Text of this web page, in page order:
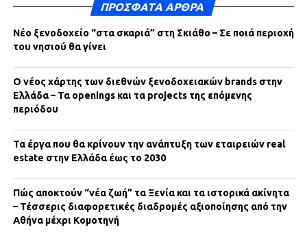
ΠΡΌΣΦΑΤΑ ΆΡΘΡΑ
Νέο ξενοδοχείο “στα σκαριά” στη Σκιάθο – Σε ποιά περιοχή
του νησιού θα γίνει
Ο νέος χάρτης των διεθνών ξενοδοχειακών brands στην
Ελλάδα – Τα openings και τα projects της επόμενης
περιόδου
Τα έργα που θα κρίνουν την ανάπτυξη των εταιρειών real
estate στην Ελλάδα έως το 2030
Πώς αποκτούν “νέα ζωή” τα Ξενία και τα ιστορικά ακίνητα
– Τέσσερις διαφορετικές διαδρομές αξιοποίησης από την
Αθήνα μέχρι Κομοτηνή